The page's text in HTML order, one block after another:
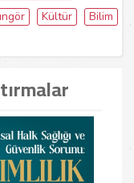
Kültür
Bilim